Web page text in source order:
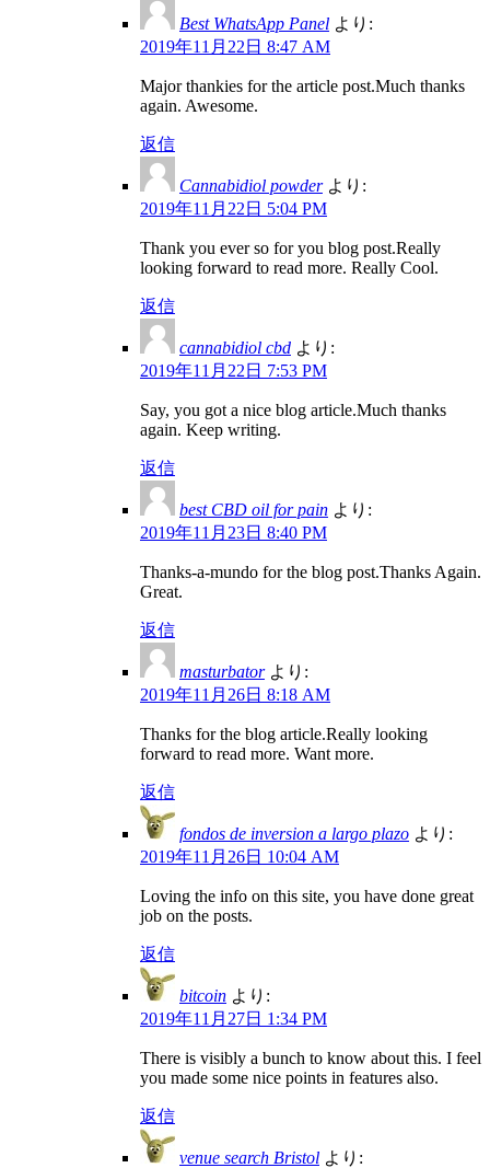
Best WhatsApp Panel より:
2019年11月22日 8:47 AM
Major thankies for the article post.Much thanks
again. Awesome.
返信
Cannabidiol powder より:
2019年11月22日 5:04 PM
Thank you ever so for you blog post.Really
looking forward to read more. Really Cool.
返信
cannabidiol cbd より:
2019年11月22日 7:53 PM
Say, you got a nice blog article.Much thanks
again. Keep writing.
返信
best CBD oil for pain より:
2019年11月23日 8:40 PM
Thanks-a-mundo for the blog post.Thanks Again.
Great.
返信
masturbator より:
2019年11月26日 8:18 AM
Thanks for the blog article.Really looking
forward to read more. Want more.
返信
fondos de inversion a largo plazo より:
2019年11月26日 10:04 AM
Loving the info on this site, you have done great
job on the posts.
返信
bitcoin より:
2019年11月27日 1:34 PM
There is visibly a bunch to know about this. I feel
you made some nice points in features also.
返信
venue search Bristol より: